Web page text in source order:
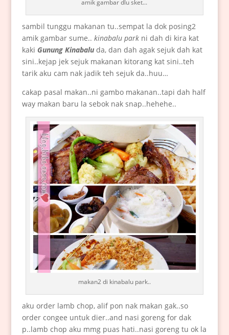
amik gambar dlu sket...
sambil tunggu makanan tu..sempat la dok posing2
amik gambar sume.. kinabalu parkni dah di kira kat
kaki Gunung Kinabalu da, dan dah agak sejuk dah kat
sini..kejap jek sejuk makanan kitorang kat sini..teh
tarik aku cam nak jadik teh sejuk da..huu…
cakap pasal makan..ni gambo makanan..tapi dah half
way makan baru la sebok nak snap..hehehe..
makan2 di kinabalu park..
aku order lamb chop, alif pon nak makan gak..so
order congee untuk dier..and nasi goreng for dak
p..lamb chop aku mmg puas hati..nasi goreng tu ok la